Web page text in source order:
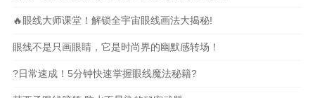
🔥眼线大师课堂！解锁全宇宙眼线画法大揭秘!
眼线不是只画眼睛，它是时尚界的幽默感转场！
?日常速成！5分钟快速掌握眼线魔法秘籍?